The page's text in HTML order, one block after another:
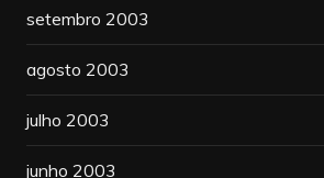
setembro 2003
agosto 2003
julho 2003
junho 2003